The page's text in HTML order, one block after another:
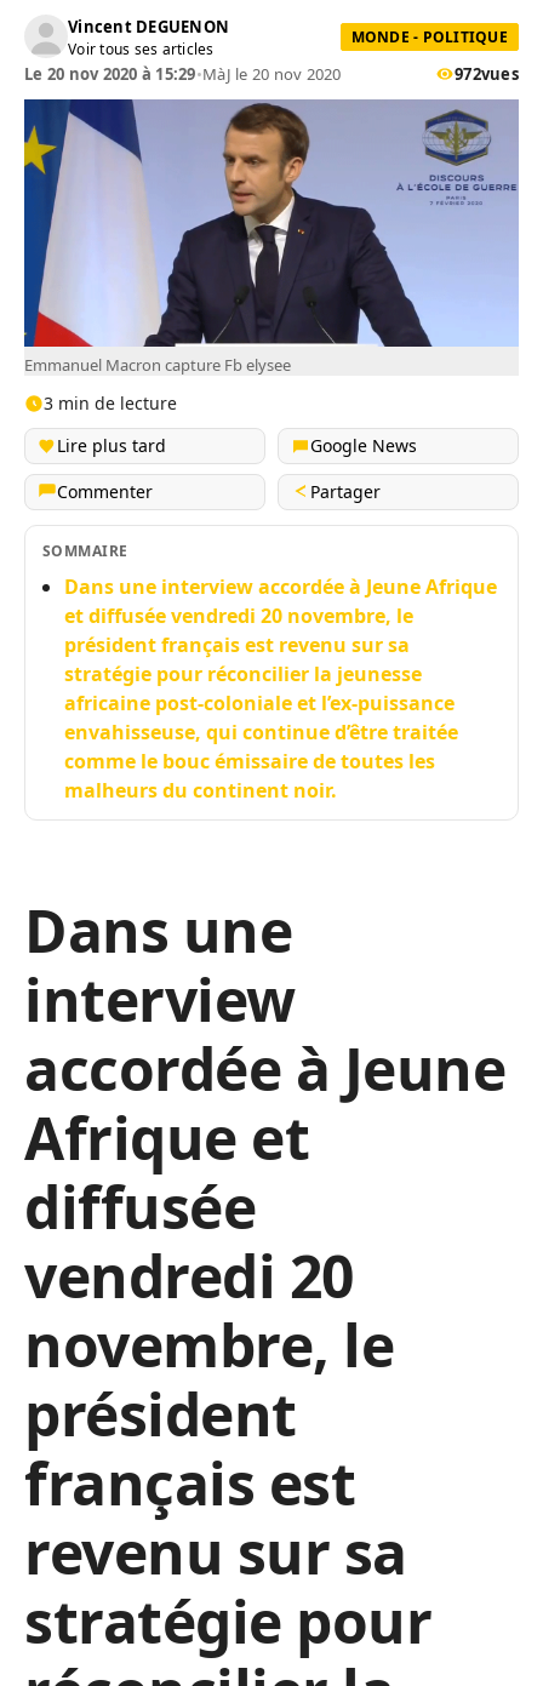
Vincent DEGUENON
Voir tous ses articles
MONDE - POLITIQUE
Le 20 nov 2020 à 15:29•MàJ le 20 nov 2020 972vues
Emmanuel Macron capture Fb elysee
3 min de lecture
Lire plus tard
Google News
Commenter
Partager
SOMMAIRE
Dans une interview accordée à Jeune Afrique
et diffusée vendredi 20 novembre, le
président français est revenu sur sa
stratégie pour réconcilier la jeunesse
africaine post-coloniale et l’ex-puissance
envahisseuse, qui continue d’être traitée
comme le bouc émissaire de toutes les
malheurs du continent noir.
Dans une
interview
accordée à Jeune
Afrique et
diffusée
vendredi 20
novembre, le
président
français est
revenu sur sa
stratégie pour